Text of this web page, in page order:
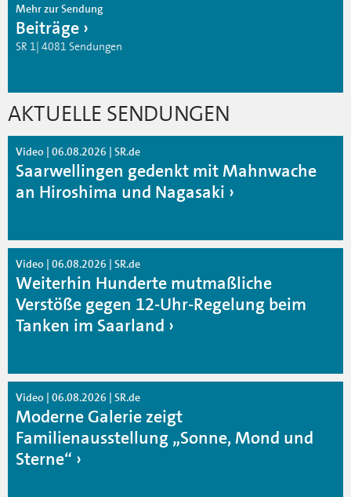
Mehr zur Sendung
Beiträge
SR 1| 4081 Sendungen
AKTUELLE SENDUNGEN
Video | 06.08.2026 | SR.de
Saarwellingen gedenkt mit Mahnwache
an Hiroshima und Nagasaki
Video | 06.08.2026 | SR.de
Weiterhin Hunderte mutmaßliche
Verstöße gegen 12-Uhr-Regelung beim
Tanken im Saarland
Video | 06.08.2026 | SR.de
Moderne Galerie zeigt
Familienausstellung „Sonne, Mond und
Sterne“